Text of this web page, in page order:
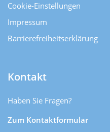
Cookie-Einstellungen
Impressum
Barrierefreiheitserklärung
Kontakt
Haben Sie Fragen?
Zum Kontaktformular